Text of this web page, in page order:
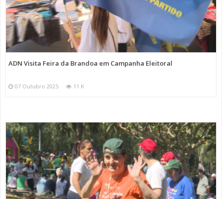
ADN Visita Feira da Brandoa em Campanha Eleitoral
07 Outubro 2025 11 K